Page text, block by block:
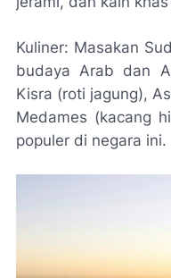
Kuliner: Masakan
budaya Arab dan
Kisra (roti jagung),
Medames (kacang
populer di negara ini.